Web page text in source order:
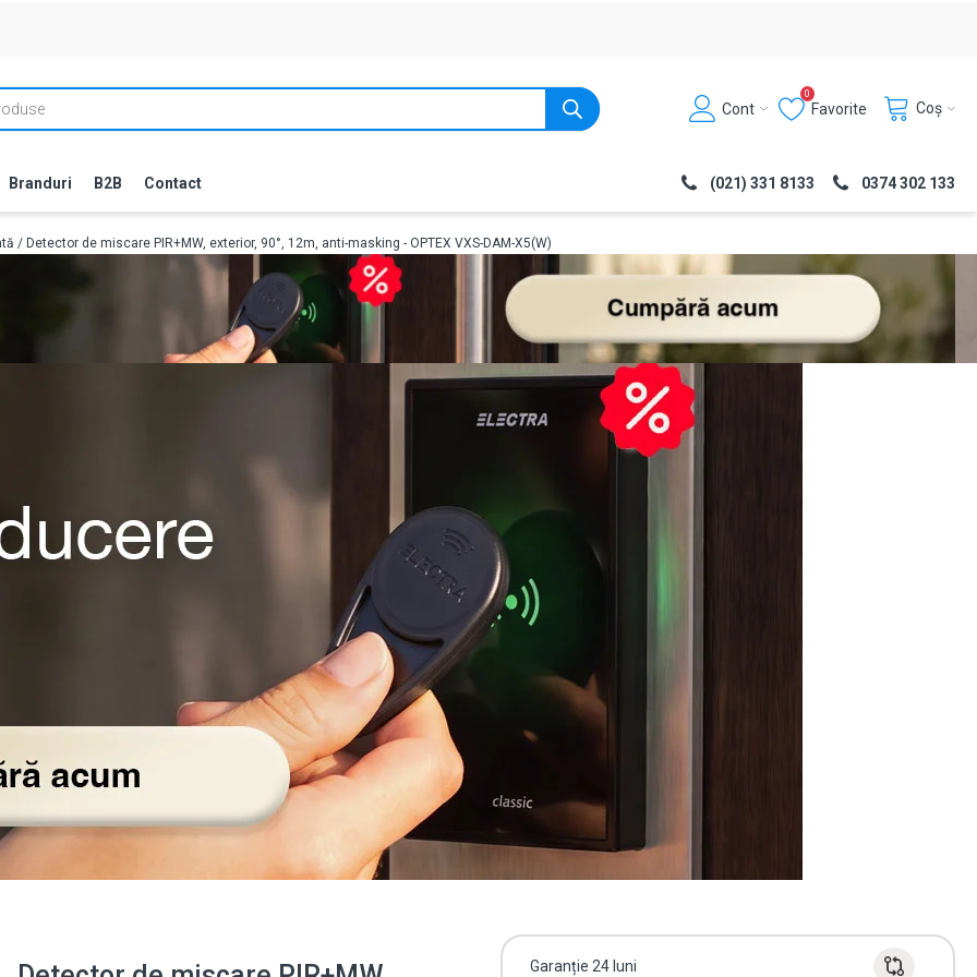
Cont
0
Favorite Coș
Branduri B2B Contact (021) 331 8133 0374 302 133
/ Detector de miscare PIR+MW, exterior, 90°, 12m, anti-masking - OPTEX VXS-DAM-X5(W)
Garanție 24 luni